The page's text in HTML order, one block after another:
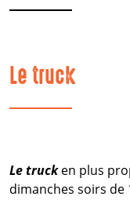
Le truck
Le trucken plus
dimanches soirs de